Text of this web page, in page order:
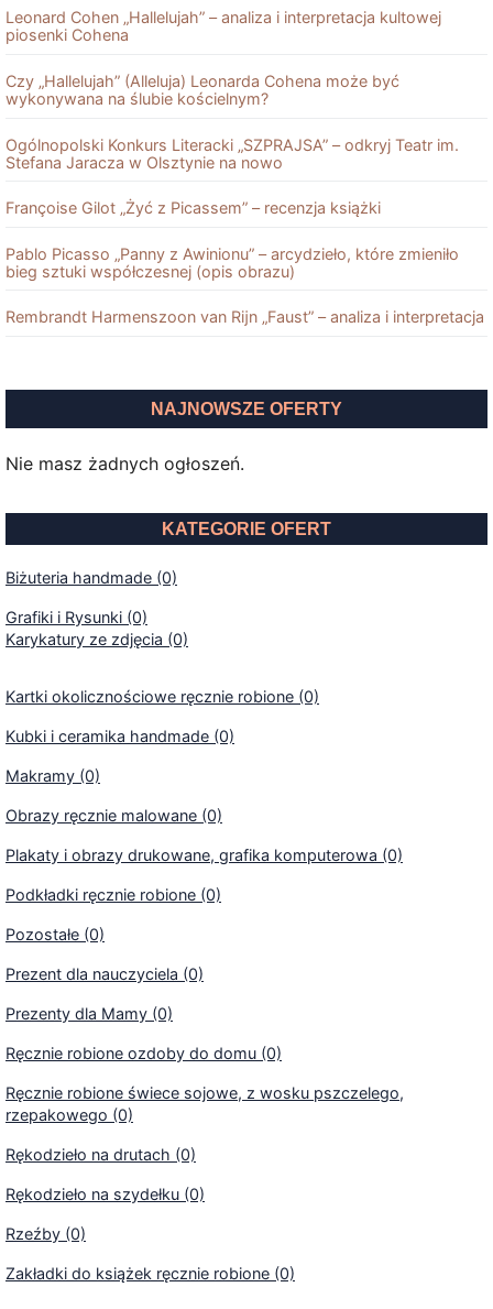
Leonard Cohen „Hallelujah” – analiza i interpretacja kultowej
piosenki Cohena
Czy „Hallelujah” (Alleluja) Leonarda Cohena może być
wykonywana na ślubie kościelnym?
Ogólnopolski Konkurs Literacki „SZPRAJSA” – odkryj Teatr im.
Stefana Jaracza w Olsztynie na nowo
Françoise Gilot „Żyć z Picassem” – recenzja książki
Pablo Picasso „Panny z Awinionu” – arcydzieło, które zmieniło
bieg sztuki współczesnej (opis obrazu)
Rembrandt Harmenszoon van Rĳn „Faust” – analiza i interpretacja
NAJNOWSZE OFERTY
Nie masz żadnych ogłoszeń.
KATEGORIE OFERT
Biżuteria handmade (0)
Grafiki i Rysunki (0)
Karykatury ze zdjęcia (0)
Kartki okolicznościowe ręcznie robione (0)
Kubki i ceramika handmade (0)
Makramy (0)
Obrazy ręcznie malowane (0)
Plakaty i obrazy drukowane, grafika komputerowa (0)
Podkładki ręcznie robione (0)
Pozostałe (0)
Prezent dla nauczyciela (0)
Prezenty dla Mamy (0)
Ręcznie robione ozdoby do domu (0)
Ręcznie robione świece sojowe, z wosku pszczelego,
rzepakowego (0)
Rękodzieło na drutach (0)
Rękodzieło na szydełku (0)
Rzeźby (0)
Zakładki do książek ręcznie robione (0)